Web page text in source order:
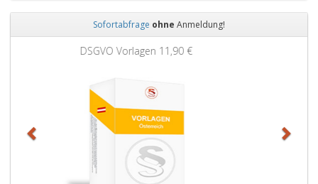
Sofortabfrage ohne Anmeldung!
Grundbuchauszug 11,90 €